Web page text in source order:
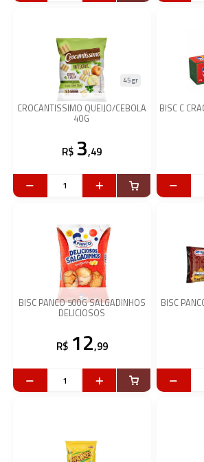
CROCANTISSIMO QUEIJO/CEBOLA
40G
45gr
R$ 3,49
BISC C
BISC PANCO 500G SALGADINHOS
DELICIOSOS
R$ 12,99
BISC